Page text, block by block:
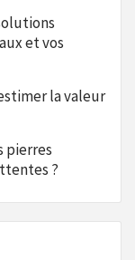
et vos
la valeur
pierres
?